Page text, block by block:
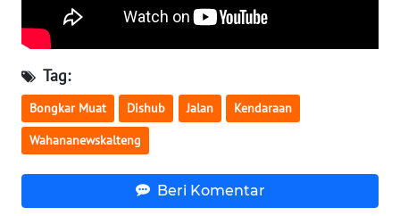
Tag:
Bongkar Muat Dishub Jalan Kendaraan
Wahananewskalteng
Beri Komentar
BENGKULU
LAMPUNG
WN
JATENG
NUSANTARA